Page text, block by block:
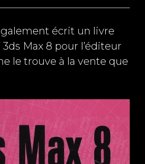
écrit un livre
3ds Max 8 pour l’éditeur
le trouve à la vente que